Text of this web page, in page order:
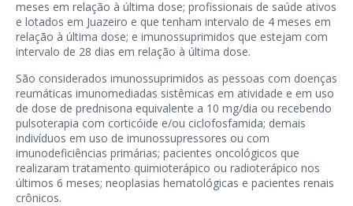
meses em relação à última dose; profissionais de saúde ativos
e lotados em Juazeiro e que tenham intervalo de 4 meses em
relação à última dose; e imunossuprimidos que estejam com
intervalo de 28 dias em relação à última dose.
São considerados imunossuprimidos as pessoas com doenças
reumáticas imunomediadas sistêmicas em atividade e em uso
de dose de prednisona equivalente a 10 mg/dia ou recebendo
pulsoterapia com corticóide e/ou ciclofosfamida; demais
indivíduos em uso de imunossupressores ou com
imunodeficiências primárias; pacientes oncológicos que
realizaram tratamento quimioterápico ou radioterápico nos
últimos 6 meses; neoplasias hematológicas e pacientes renais
crônicos.